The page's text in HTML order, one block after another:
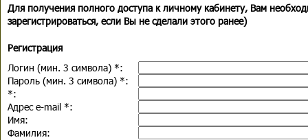
Для получения полного доступа к личному кабинету, Вам
зарегистрироваться, если Вы не сделали этого ранее)
Регистрация
Логин (мин. 3 символа) *:
Пароль (мин. 3 символа) *:
*:
Адрес e-mail *:
Имя:
Фамилия: